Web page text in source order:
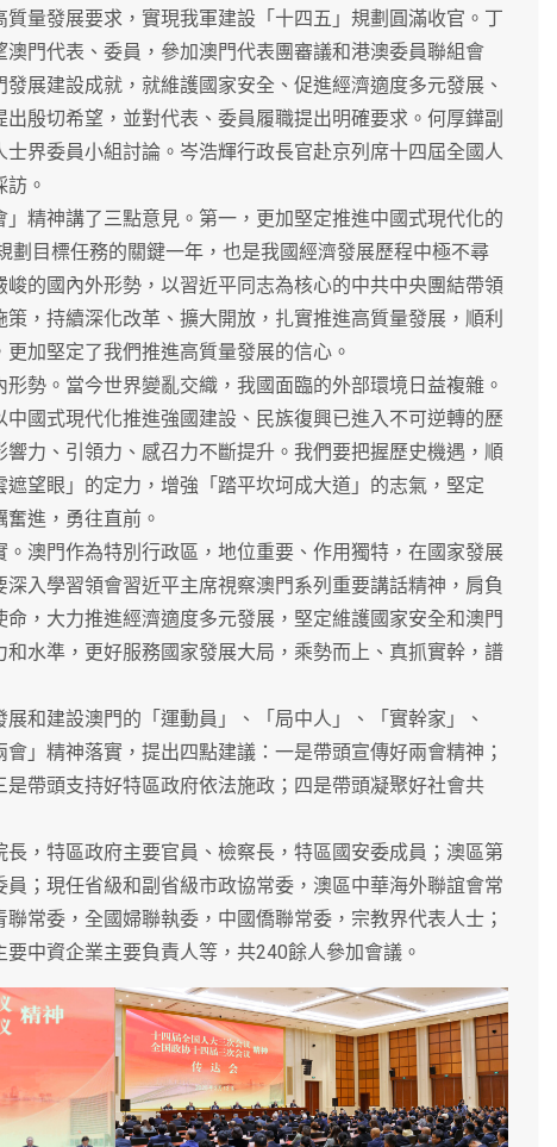
量發展要求，實現我軍建設「十四五」規劃圓滿收官。丁
門代表、委員，參加澳門代表團審議和港澳委員聯組會
展建設成就，就維護國家安全、促進經濟適度多元發展、
殷切希望，並對代表、委員履職提出明確要求。何厚鏵副
界委員小組討論。岑浩輝行政長官赴京列席十四屆全國人
。
神講了三點意見。第一，更加堅定推進中國式現代化的
劃目標任務的關鍵一年，也是我國經濟發展歷程中極不尋
的國內外形勢，以習近平同志為核心的中共中央團結帶領
，持續深化改革、擴大開放，扎實推進高質量發展，順利
加堅定了我們推進高質量發展的信心。
。當今世界變亂交織，我國面臨的外部環境日益複雜。
國式現代化推進強國建設、民族復興已進入不可逆轉的歷
力、引領力、感召力不斷提升。我們要把握歷史機遇，順
望眼」的定力，增強「踏平坎坷成大道」的志氣，堅定
奮進，勇往直前。
門作為特別行政區，地位重要、作用獨特，在國家發展
入學習領會習近平主席視察澳門系列重要講話精神，肩負
，大力推進經濟適度多元發展，堅定維護國家安全和澳門
水準，更好服務國家發展大局，乘勢而上、真抓實幹，譜
建設澳門的「運動員」、「局中人」、「實幹家」、
會」精神落實，提出四點建議：一是帶頭宣傳好兩會精神；
帶頭支持好特區政府依法施政；四是帶頭凝聚好社會共
特區政府主要官員、檢察長，特區國安委成員；澳區第
；現任省級和副省級市政協常委，澳區中華海外聯誼會常
常委，全國婦聯執委，中國僑聯常委，宗教界代表人士；
中資企業主要負責人等，共240餘人參加會議。